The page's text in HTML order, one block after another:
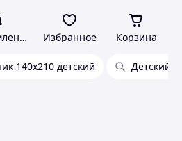
Избранное Корзина
140х210 детский Детский